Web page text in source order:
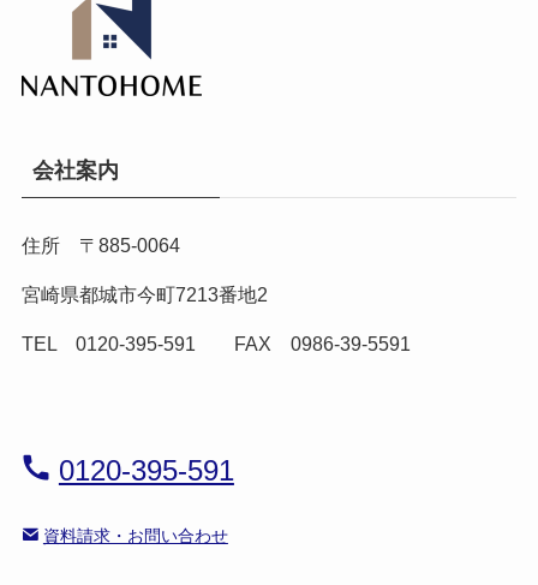
会社案内
住所 〒885-0064
宮崎県都城市今町7213番地2
TEL 0120-395-591 FAX 0986-39-5591
0120-395-591
資料請求・お問い合わせ